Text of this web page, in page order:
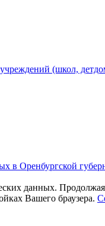
(школ,
в Оренбургской
данных.
Вашего браузера.